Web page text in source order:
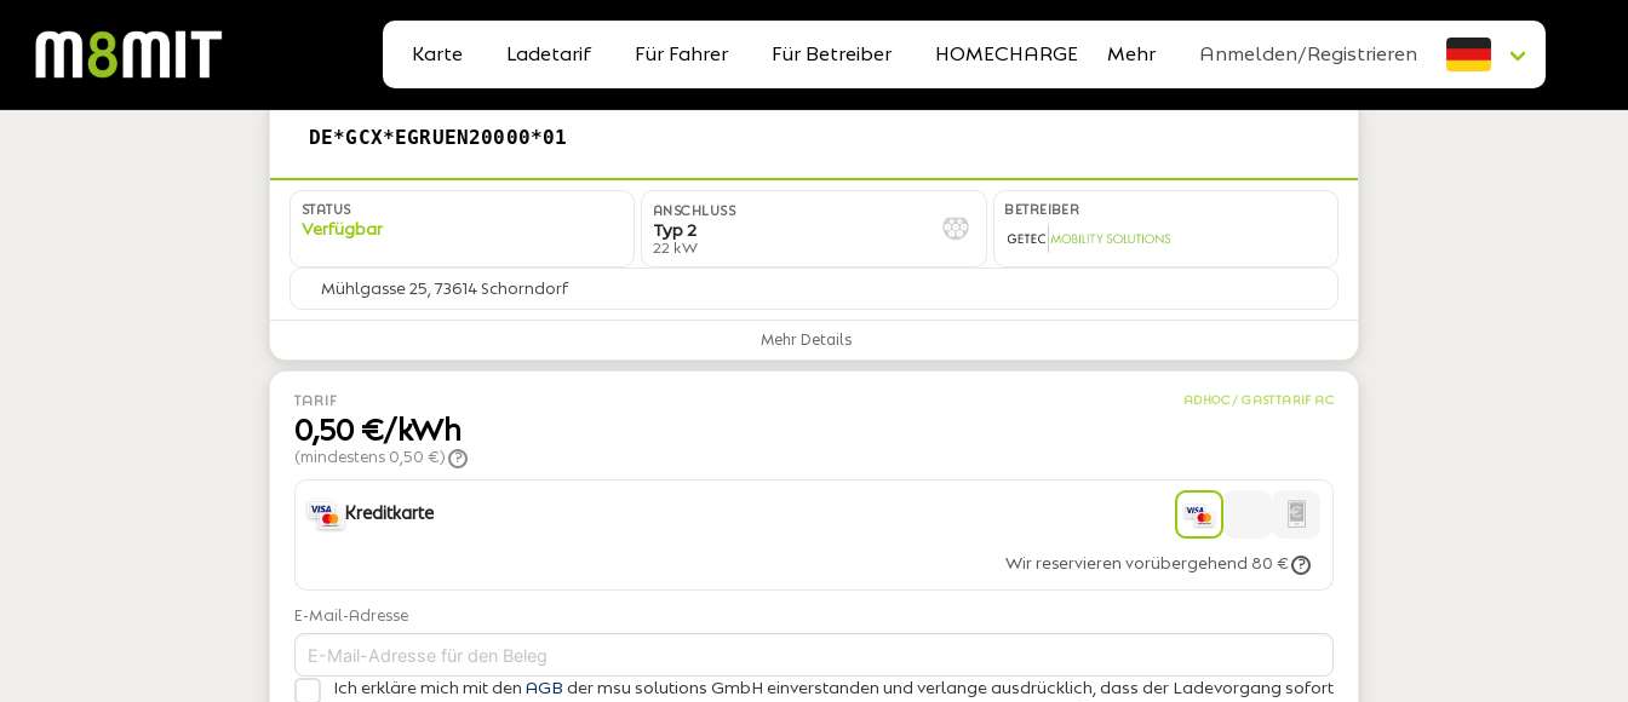
Karte Ladetarif Für Fahrer Für Betreiber HOMECHARGE Mehr Anmelden/Registrieren
DE*GCX*EGRUEN20000*01
STATUS
Verfügbar
ANSCHLUSS
Typ 2
22 kW
BETREIBER
Mühlgasse 25, 73614 Schorndorf
Mehr Details
TARIF ADHOC / GASTTARIF AC
0,50 €/kWh
(mindestens 0,50 €) ?
Kreditkarte
Wir reservieren vorübergehend 80 € ?
E-Mail-Adresse
Ich erkläre mich mit den AGB der msu solutions GmbH einverstanden und verlange ausdrücklich, dass der Ladevorgang sofort